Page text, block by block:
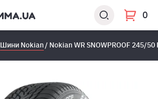
0
Шини Nokian Nokian WR SNOWPROOF 245/50